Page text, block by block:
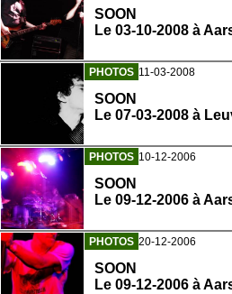
SOON
Le 03-10-2008 à
PHOTOS 11-03-2008
SOON
Le 07-03-2008 à
PHOTOS 10-12-2006
SOON
Le 09-12-2006 à
PHOTOS 20-12-2006
SOON
Le 09-12-2006 à